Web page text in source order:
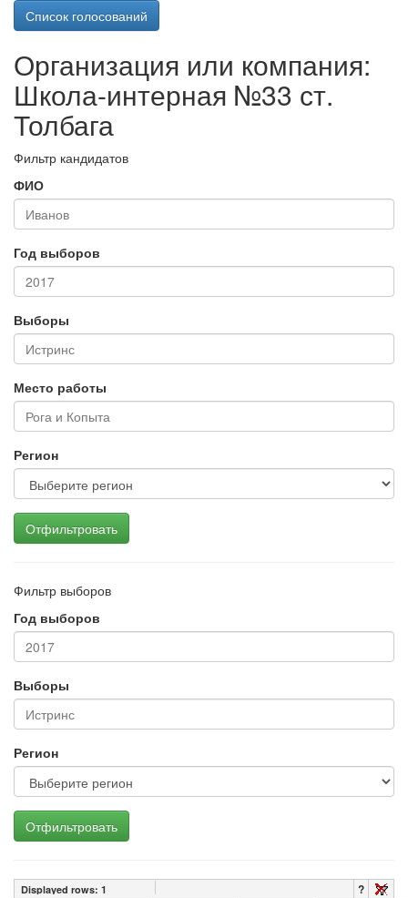
Список голосований
Организация или компания:
Школа-интерная №33 ст.
Толбага
Фильтр кандидатов
ФИО
Год выборов
Выборы
Место работы
Регион
Отфильтровать
Фильтр выборов
Год выборов
Выборы
Регион
Отфильтровать
Displayed rows: 1 ?